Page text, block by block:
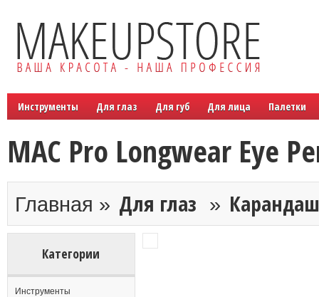
Инструменты Для глаз Для губ Для лица Палетки
MAC Pro Longwear Eye
Главная » Для глаз »
Категории
Инструменты